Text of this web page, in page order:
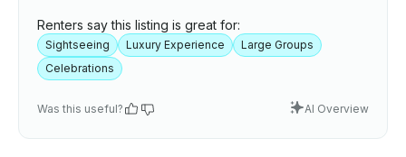
Renters say this listing is great for:
Sightseeing Luxury Experience
Large Groups
Celebrations
Was this useful? AI Overview